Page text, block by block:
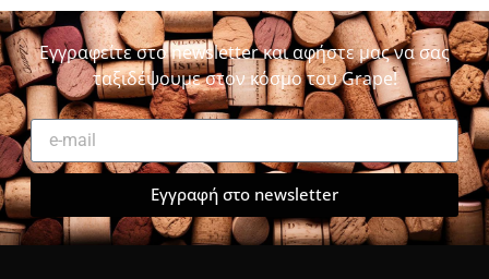
Εγγραφείτε στο newsletter και αφήστε μας να σας
ταξιδέψουμε στον κόσμο του Grape!
Εγγραφή στο newsletter